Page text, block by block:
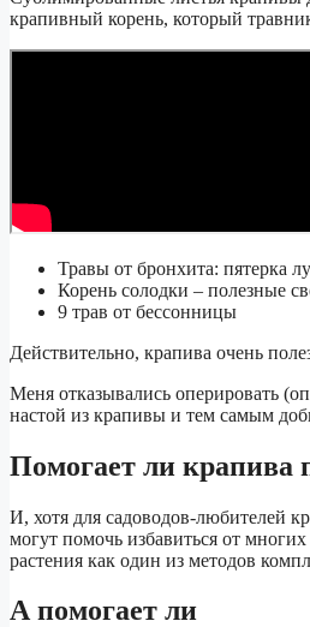
крапивный корень, который
Травы от бронхита: пятерка
Корень солодки – полезные
9 трав от бессонницы
Действительно, крапива очень
Меня отказывались оперировать
настой из крапивы и тем самым
Помогает ли крапива
И, хотя для садоводов-любителей
могут помочь избавиться от
растения как один из методов
А помогает ли